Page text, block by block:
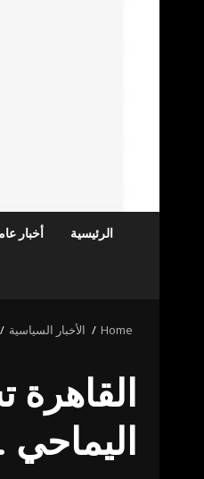
الرئيسية أخبار
Home الأخبار السياسية